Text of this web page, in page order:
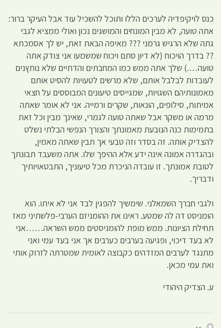
כנס לויקיפדיה לערכים הללו ותוכל להשכיל עוד אבל העיקר ברור:
אתה טועה, לא מבין המונחים והמושגים נכון ואולי ממציא לגבי
גתה שלא הרגיש גרמני ??? מאיפה הבאת זאת, יש לך אסמכתא
?? בדרך הויכוח (לא דיון סתם ויכוח שמשמעו אני צודק אתה
טועה….) שלך אתה ממש כמו המחבתים והדתיים שלא נותץנים
לעובדות לבלבל אותם, שלא מרשים לטעויות להסיט אותם
מאמונותיהם השגויות, שמגייסים טיעונים המבוססים על חצאי
אמיתות, סילופים, הונאות, שקרים ורמייה. אני לא אומר שאתה
מרמה או משקר אבל שאתה טועה לגמרי, שאינך מבין וכל זאת
בתמימות כנה הנובעת מאמונתך והצורך הנפשי הבלתי נשלט
להצדיק אותה. זה בסדר וזה טבעי אך תבין שאתה מאמין,
ובהגדרה אמונה אינה ידע אלא ההיפך שלו. אתה משעבד תבונתך
לטובת אמונתך. זו עובדה הניכרת מכל טיעוניך, התבטאויותיך
ודבריך.
ולגבי חברך השמאלני. שימשיך להפגין לבד אני לא איתו. הוא
הומניסט דה לה שמטע. ראינו את ההומניזם הערבי-פלשתיני מאז
תחילת הציונות. ממש מופת להומניסטים ממש השראה……אני
לא בעד דיכוי, ופגיעה בערבים כערבים אך אני בעד עמי ואני
מתנגד לערבים המזדהים כקבוצה לאומית שמטרתה לזרוק אותי
ואת עמי מכאן.
ע. הצדיק היהודי